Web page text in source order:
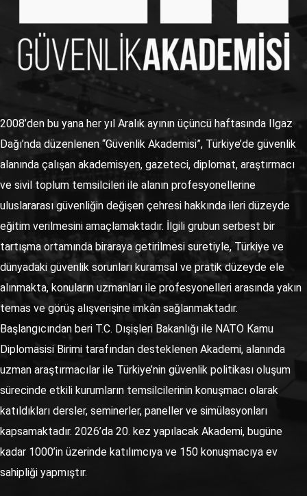
2008’den bu yana her yıl Aralık ayının üçüncü haftasında Ilgaz
Dağı’nda düzenlenen “Güvenlik Akademisi”, Türkiye’de güvenlik
alanında çalışan akademisyen, gazeteci, diplomat, araştırmacı
ve sivil toplum temsilcileri ile alanın profesyonellerine
uluslararası güvenliğin değişen çehresi hakkında ileri düzeyde
eğitim verilmesini amaçlamaktadır. İlgili grubun serbest bir
tartışma ortamında biraraya getirilmesi suretiyle, Türkiye ve
dünyadaki güvenlik sorunları kuramsal ve pratik düzeyde ele
alınmakta, konuların uzmanları ile profesyonelleri arasında yakın
temas ve görüş alışverişine imkân sağlanmaktadır.
Başlangıcından beri T.C. Dışişleri Bakanlığı ile NATO Kamu
Diplomasisi Birimi tarafından desteklenen Akademi, alanında
uzman araştırmacılar ile Türkiye’nin güvenlik politikası oluşum
sürecinde etkili kurumların temsilcilerinin konuşmacı olarak
katıldıkları dersler, seminerler, paneller ve simülasyonları
kapsamaktadır. 2026’da 20. kez yapılacak Akademi, bugüne
kadar 1000’in üzerinde katılımcıya ve 150 konuşmacıya ev
sahipliği yapmıştır.